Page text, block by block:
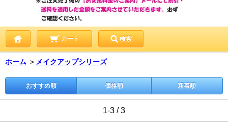
カート 検索
ホーム ＞ メイクアップシリーズ
おすすめ順 価格順 新着順
1-3 / 3